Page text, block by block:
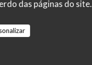
das páginas do site.